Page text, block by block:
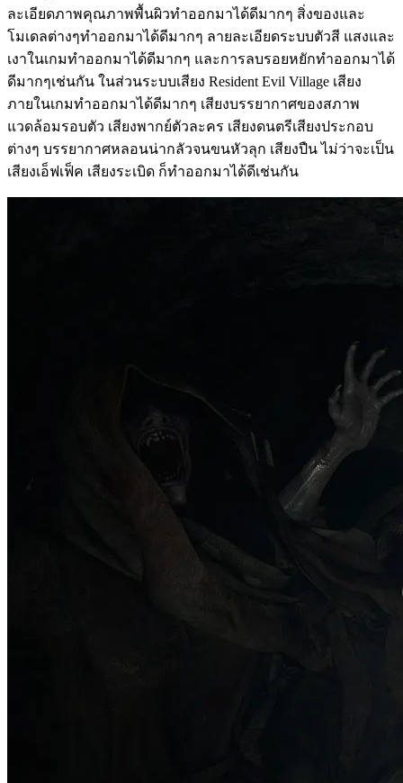
ละเอียดภาพคุณภาพพื้นผิวทำออกมาได้ดีมากๆ สิ่งของและ
โมเดลต่างๆทำออกมาได้ดีมากๆ ลายละเอียดระบบตัวสี แสงและ
เงาในเกมทำออกมาได้ดีมากๆ และการลบรอยหยักทำออกมาได้
ดีมากๆเช่นกัน ในส่วนระบบเสียง Resident Evil Village เสียง
ภายในเกมทำออกมาได้ดีมากๆ เสียงบรรยากาศของสภาพ
แวดล้อมรอบตัว เสียงพากย์ตัวละคร เสียงดนตรีเสียงประกอบ
ต่างๆ บรรยากาศหลอนน่ากลัวจนขนหัวลุก เสียงปืน ไม่ว่าจะเป็น
เสียงเอ็ฟเฟ็ค เสียงระเบิด ก็ทำออกมาได้ดีเช่นกัน